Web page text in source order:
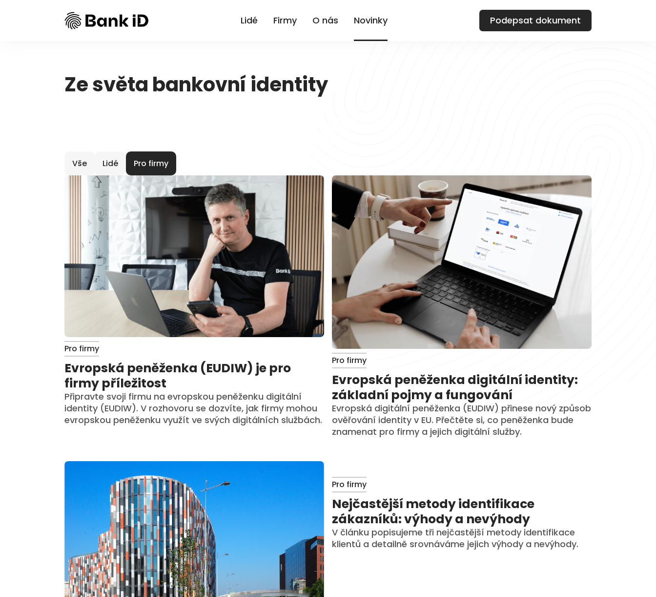
Lidé Firmy O nás Novinky Podepsat dokument
Ze světa bankovní identity
Lidé Pro firmy
Vše
Pro firmy
Evropská peněženka (EUDIW) je pro
firmy příležitost
Připravte svoji firmu na evropskou peněženku digitální
identity (EUDIW). V rozhovoru se dozvíte, jak firmy mohou
evropskou peněženku využít ve svých digitálních službách.
Pro firmy
Evropská peněženka digitální identity:
základní pojmy a fungování
Evropská digitální peněženka (EUDIW) přinese nový způsob
ověřování identity v EU. Přečtěte si, co peněženka bude
znamenat pro firmy a jejich digitální služby.
Pro firmy
Nejčastější metody identifikace
zákazníků: výhody a nevýhody
V článku popisujeme tři nejčastější metody identifikace
klientů a detailně srovnáváme jejich výhody a nevýhody.